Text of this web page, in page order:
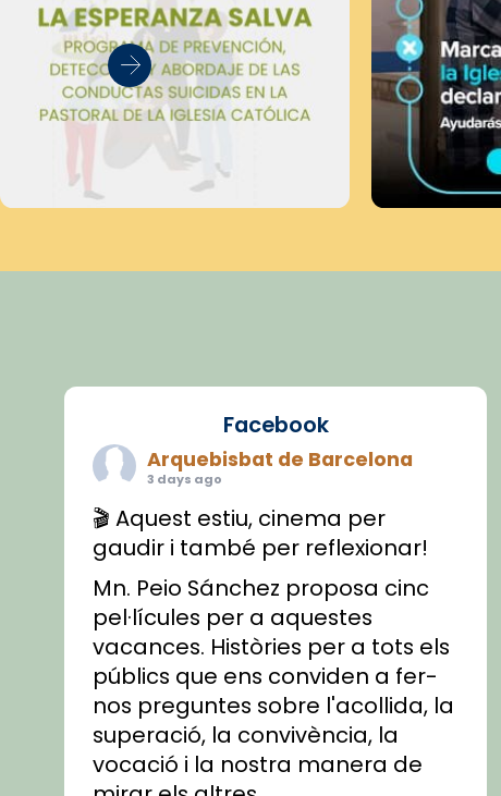
Facebook
Arquebisbat de Barcelona
3 days ago
🎬 Aquest estiu, cinema per
gaudir i també per reflexionar!
Mn. Peio Sánchez proposa cinc
pel·lícules per a aquestes
vacances. Històries per a tots els
públics que ens conviden a fer-
nos preguntes sobre l'acollida, la
superació, la convivència, la
vocació i la nostra manera de